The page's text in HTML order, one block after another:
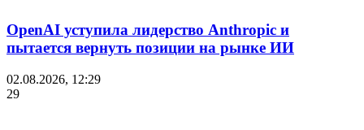
OpenAI уступила лидерство Anthropic и
пытается вернуть позиции на рынке ИИ
02.08.2026, 12:29
29